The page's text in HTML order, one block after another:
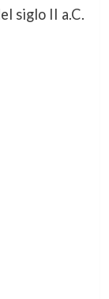
siglo II a.C.